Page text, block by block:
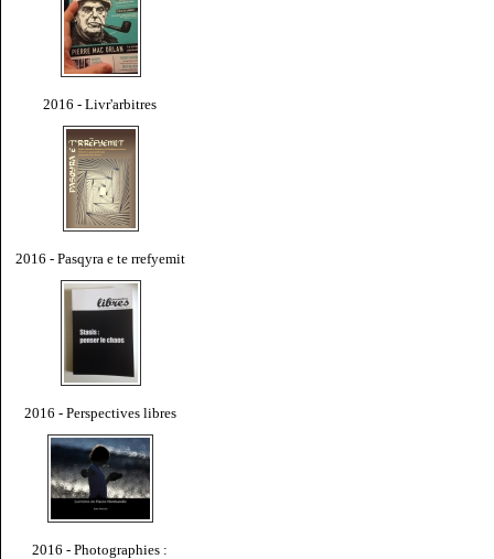
2016 - Livr'arbitres
2016 - Pasqyra e te rrefyemit
2016 - Perspectives libres
2016 - Photographies :